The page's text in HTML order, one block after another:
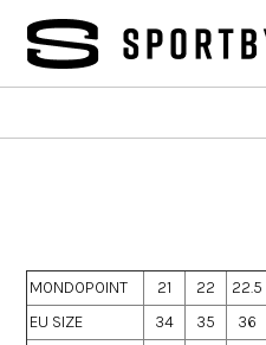
obsah
MONDOPOINT 21 22 22.5
EU SIZE
34 35 36